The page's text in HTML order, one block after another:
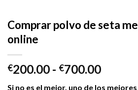
Comprar polvo de seta
online
€200.00 - €700.00Rango
Si no es el mejor, uno de los